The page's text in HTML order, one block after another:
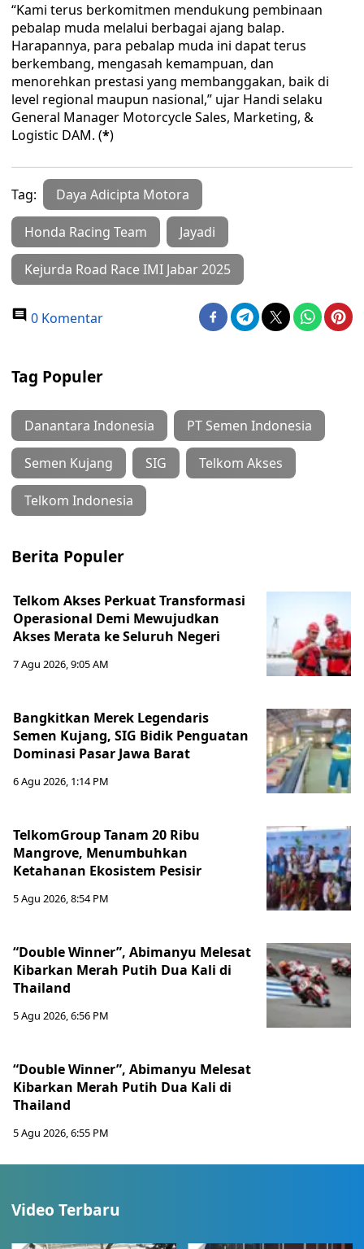
“Kami terus berkomitmen mendukung pembinaan
pebalap muda melalui berbagai ajang balap.
Harapannya, para pebalap muda ini dapat terus
berkembang, mengasah kemampuan, dan
menorehkan prestasi yang membanggakan, baik di
level regional maupun nasional,” ujar Handi selaku
General Manager Motorcycle Sales, Marketing, &
Logistic DAM. (*)
Tag: Daya Adicipta Motora
Honda Racing Team Jayadi
Kejurda Road Race IMI Jabar 2025
0 Komentar
Tag Populer
Danantara Indonesia PT Semen Indonesia
Semen Kujang SIG Telkom Akses
Telkom Indonesia
Berita Populer
Telkom Akses Perkuat Transformasi
Operasional Demi Mewujudkan
Akses Merata ke Seluruh Negeri
7 Agu 2026, 9:05 AM
Bangkitkan Merek Legendaris
Semen Kujang, SIG Bidik Penguatan
Dominasi Pasar Jawa Barat
6 Agu 2026, 1:14 PM
TelkomGroup Tanam 20 Ribu
Mangrove, Menumbuhkan
Ketahanan Ekosistem Pesisir
5 Agu 2026, 8:54 PM
“Double Winner”, Abimanyu Melesat
Kibarkan Merah Putih Dua Kali di
Thailand
5 Agu 2026, 6:56 PM
“Double Winner”, Abimanyu Melesat
Kibarkan Merah Putih Dua Kali di
Thailand
5 Agu 2026, 6:55 PM
Video Terbaru